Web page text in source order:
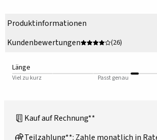
Produktinformationen
Kundenbewertungen
(26)
Länge
Viel zu kurz Passt genau
Kauf auf Rechnung**
Teilzahlung**: Zahle monatlich in